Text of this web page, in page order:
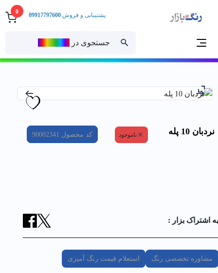
0
جستجوی در
پشتیبانی و فروش:09917797600
نردبان 10 پله ناموجود کد محصول 90002341
به اشتراک بزار :
مشاوره تخصصی رنگ استعلام قیمت رنگ آمیزی